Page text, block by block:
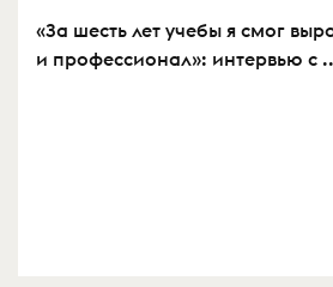
«За шесть лет учебы я смог
и профессионал»: интервью с